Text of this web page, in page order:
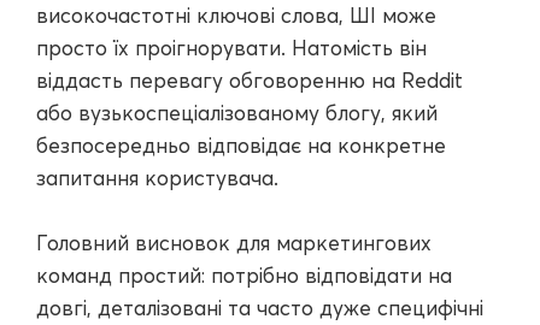
високочастотні ключові слова, ШІ може
просто їх проігнорувати. Натомість він
віддасть перевагу обговоренню на Reddit
або вузькоспеціалізованому блогу, який
безпосередньо відповідає на конкретне
запитання користувача.
Головний висновок для маркетингових
команд простий: потрібно відповідати на
довгі, деталізовані та часто дуже специфічні